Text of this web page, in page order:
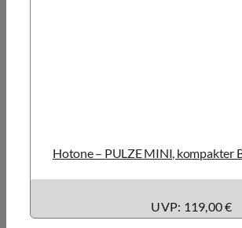
Hotone – PULZE MINI, kompakter
UVP: 119,00 €